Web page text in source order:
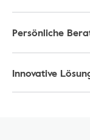
Persönliche
Innovative